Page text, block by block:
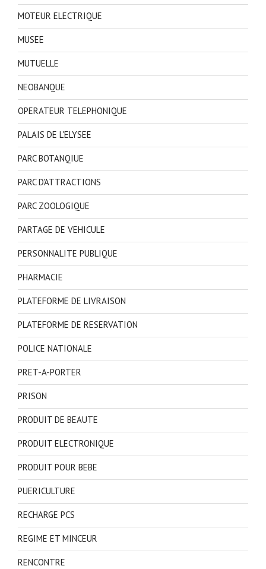
MOTEUR ELECTRIQUE
MUSEE
MUTUELLE
NEOBANQUE
OPERATEUR TELEPHONIQUE
PALAIS DE L'ELYSEE
PARC BOTANQIUE
PARC D'ATTRACTIONS
PARC ZOOLOGIQUE
PARTAGE DE VEHICULE
PERSONNALITE PUBLIQUE
PHARMACIE
PLATEFORME DE LIVRAISON
PLATEFORME DE RESERVATION
POLICE NATIONALE
PRET-A-PORTER
PRISON
PRODUIT DE BEAUTE
PRODUIT ELECTRONIQUE
PRODUIT POUR BEBE
PUERICULTURE
RECHARGE PCS
REGIME ET MINCEUR
RENCONTRE